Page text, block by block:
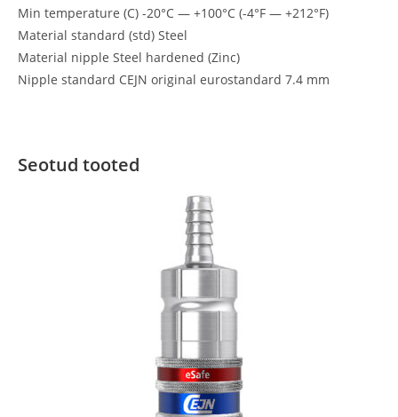
Min temperature (C) -20°C — +100°C (-4°F — +212°F)
Material standard (std) Steel
Material nipple Steel hardened (Zinc)
Nipple standard CEJN original eurostandard 7.4 mm
Seotud tooted